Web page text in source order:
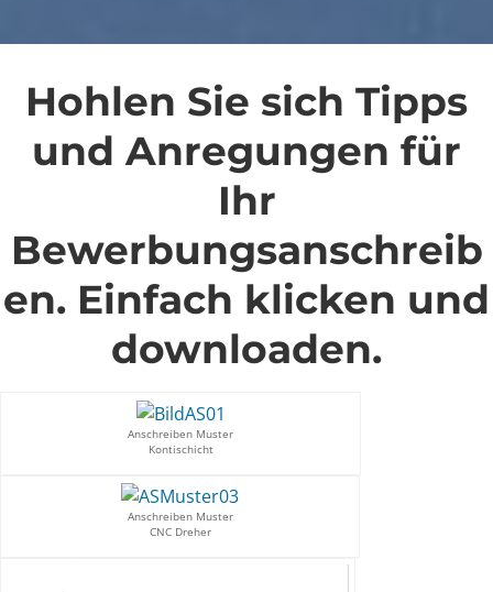
Hohlen Sie sich Tipps
und Anregungen für
Ihr
Bewerbungsanschreib
en. Einfach klicken und
downloaden.
Anschreiben Muster
Kontischicht
Anschreiben Muster
CNC Dreher